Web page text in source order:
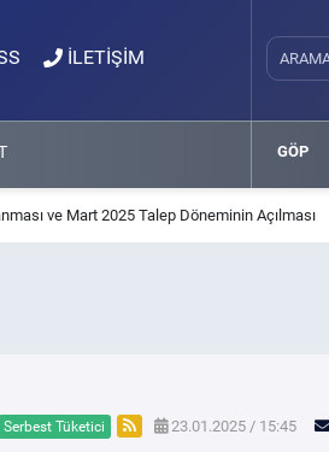
İLETİŞİM
GÖP
ve Mart 2025 Talep Döneminin Açılması
Serbest Tüketici 23.01.2025 / 15:45